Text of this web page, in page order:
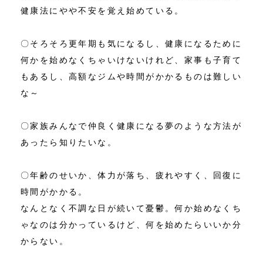
健康法にやや不安を覚え始めている。
〇そろそろ更年期も気になるし、健康になるために
何かを始めなくちゃいけないけれど、家事も子育て
もあるし、高額なジムや時間がかかるものは難しい
な～
〇家族みんなで仲良く健康になる夢のような方法が
あったら知りたいな。
〇年齢のせいか、体力が落ち、疲れやすく、回復に
時間がかかる。
なんとなく不調な日が続いて憂鬱。何か始めなくち
ゃなのは分かっているけど、何を始めたらいいか分
からない。